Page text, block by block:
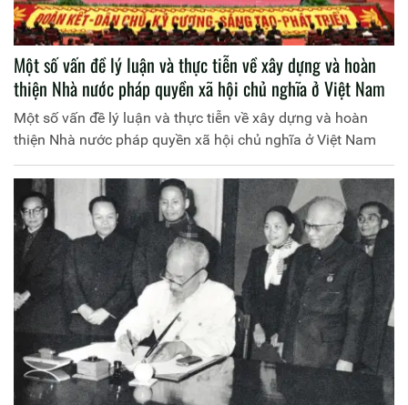
Một số vấn đề lý luận và thực tiễn về xây dựng và hoàn
thiện Nhà nước pháp quyền xã hội chủ nghĩa ở Việt Nam
Một số vấn đề lý luận và thực tiễn về xây dựng và hoàn
thiện Nhà nước pháp quyền xã hội chủ nghĩa ở Việt Nam